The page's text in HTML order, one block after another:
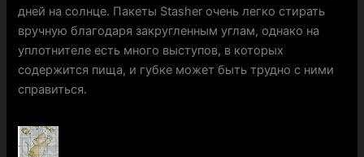
дней на солнце. Пакеты Stasher очень легко стирать
вручную благодаря закругленным углам, однако на
уплотнителе есть много выступов, в которых
содержится пища, и губке может быть трудно с ними
справиться.